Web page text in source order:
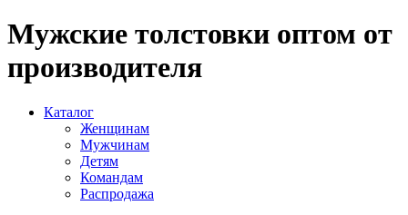
Мужские толстовки оптом от
производителя
Каталог
Женщинам
Мужчинам
Детям
Командам
Распродажа